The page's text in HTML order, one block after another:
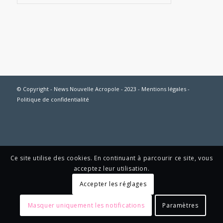
© Copyright - News Nouvelle Acropole - 2023 - Mentions légales -
Politique de confidentialité
Ce site utilise des cookies. En continuant à parcourir ce site, vous
acceptez leur utilisation.
Accepter les réglages
Masquer uniquement les notifications Paramètres